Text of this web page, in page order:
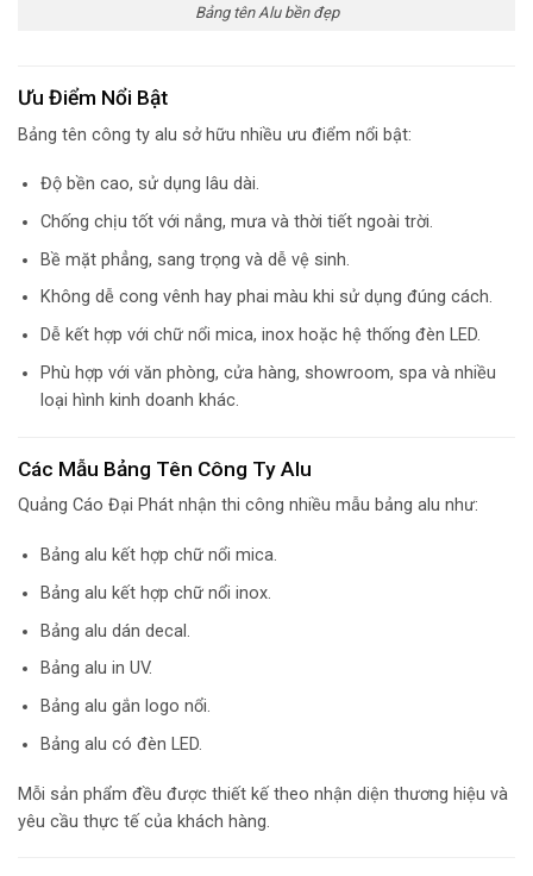
Bảng tên Alu bền đẹp
Ưu Điểm Nổi Bật
Bảng tên công ty alu sở hữu nhiều ưu điểm nổi bật:
Độ bền cao, sử dụng lâu dài.
Chống chịu tốt với nắng, mưa và thời tiết ngoài trời.
Bề mặt phẳng, sang trọng và dễ vệ sinh.
Không dễ cong vênh hay phai màu khi sử dụng đúng cách.
Dễ kết hợp với chữ nổi mica, inox hoặc hệ thống đèn LED.
Phù hợp với văn phòng, cửa hàng, showroom, spa và nhiều
loại hình kinh doanh khác.
Các Mẫu Bảng Tên Công Ty Alu
Quảng Cáo Đại Phát nhận thi công nhiều mẫu bảng alu như:
Bảng alu kết hợp chữ nổi mica.
Bảng alu kết hợp chữ nổi inox.
Bảng alu dán decal.
Bảng alu in UV.
Bảng alu gắn logo nổi.
Bảng alu có đèn LED.
Mỗi sản phẩm đều được thiết kế theo nhận diện thương hiệu và
yêu cầu thực tế của khách hàng.